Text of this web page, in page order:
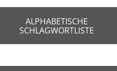
ALPHABETISCHE
SCHLAGWORTLISTE